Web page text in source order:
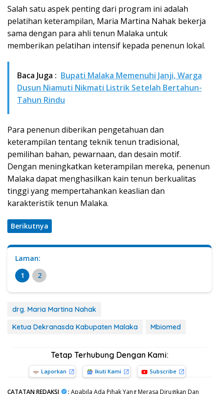
Salah satu aspek penting dari program ini adalah
pelatihan keterampilan, Maria Martina Nahak bekerja
sama dengan para ahli tenun Malaka untuk
memberikan pelatihan intensif kepada penenun lokal.
Baca Juga : Bupati Malaka Memenuhi Janji, Warga
Dusun Niamuti Nikmati Listrik Setelah Bertahun-
Tahun Rindu
Para penenun diberikan pengetahuan dan
keterampilan tentang teknik tenun tradisional,
pemilihan bahan, pewarnaan, dan desain motif.
Dengan meningkatkan keterampilan mereka, penenun
Malaka dapat menghasilkan kain tenun berkualitas
tinggi yang mempertahankan keaslian dan
karakteristik tenun Malaka.
Berikutnya
Laman:
1
2
drg. Maria Martina Nahak
Ketua Dekranasda Kabupaten Malaka
Mbiomed
Tetap Terhubung Dengan Kami:
Laporkan Ikuti Kami Subscribe
CATATAN REDAKSI : Apabila Ada Pihak Yang Merasa Dirugikan Dan